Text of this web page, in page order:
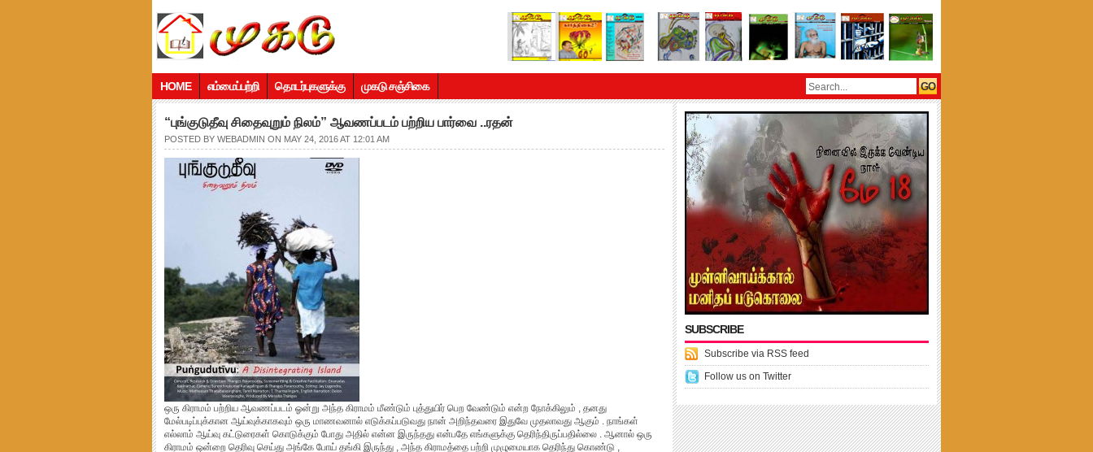
HOME எம்மைப்பற்றி தொடர்புகளுக்கு முகடு சஞ்சிகை
“புங்குடுதீவு சிதைவுறும் நிலம்” ஆவணப்படம் பற்றிய பார்வை ..ரதன்
POSTED BY WEBADMIN ON MAY 24, 2016 AT 12:01 AM
ஒரு கிராமம் பற்றிய ஆவணப்படம் ஓன்று அந்த கிராமம் மீண்டும் புத்துயிர் பெற வேண்டும் என்ற நோக்கிலும் , தனது
மேல்படிப்புக்கான ஆய்வுக்காகவும் ஒரு மாணவனால் எடுக்கப்படுவது நான் அறிந்தவரை இதுவே முதலாவது ஆகும் . நாங்கள்
எல்லாம் ஆய்வு கட்டுரைகள் கொடுக்கும் போது அதில் என்ன இருந்தது என்பதே எங்களுக்கு தெரிந்திருப்பதில்லை . ஆனால் ஒரு
கிராமம் ஒன்றை தெரிவு செய்து அங்கே போய் தங்கி இருந்து , அந்த கிராமத்தை பற்றி முழுமையாக தெரிந்து கொண்டு ,
SUBSCRIBE
Subscribe via RSS feed
Follow us on Twitter